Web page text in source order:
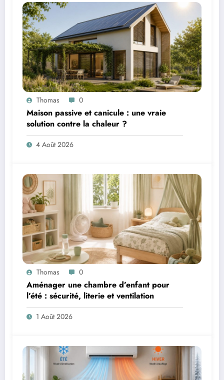
Thomas 0
Maison passive et canicule : une vraie
solution contre la chaleur ?
4 Août 2026
Thomas 0
Aménager une chambre d’enfant pour
l’été : sécurité, literie et ventilation
1 Août 2026